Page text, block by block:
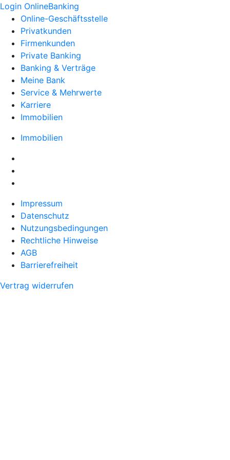
Login OnlineBanking
Online-Geschäftsstelle
Privatkunden
Firmenkunden
Private Banking
Banking & Verträge
Meine Bank
Service & Mehrwerte
Karriere
Immobilien
Immobilien
Impressum
Datenschutz
Nutzungsbedingungen
Rechtliche Hinweise
AGB
Barrierefreiheit
Vertrag widerrufen